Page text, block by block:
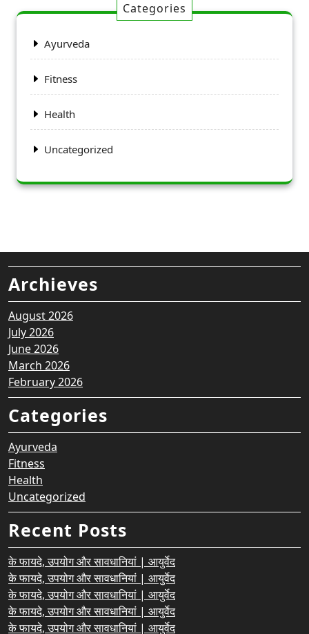
Categories
Ayurveda
Fitness
Health
Uncategorized
Archieves
August 2026
July 2026
June 2026
March 2026
February 2026
Categories
Ayurveda
Fitness
Health
Uncategorized
Recent Posts
के फायदे, उपयोग और सावधानियां | आयुर्वेद
के फायदे, उपयोग और सावधानियां | आयुर्वेद
के फायदे, उपयोग और सावधानियां | आयुर्वेद
के फायदे, उपयोग और सावधानियां | आयुर्वेद
के फायदे, उपयोग और सावधानियां | आयुर्वेद